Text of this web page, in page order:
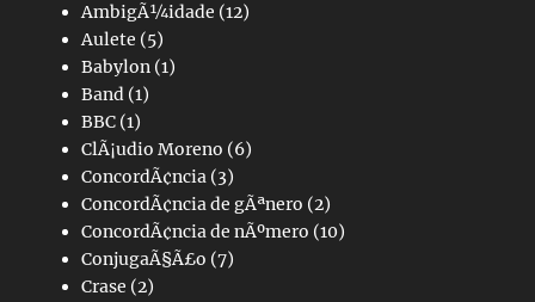
AmbigÃ¼idade (12)
Aulete (5)
Babylon (1)
Band (1)
BBC (1)
ClÃ¡udio Moreno (6)
ConcordÃ¢ncia (3)
ConcordÃ¢ncia de gÃªnero (2)
ConcordÃ¢ncia de nÃºmero (10)
ConjugaÃ§Ã£o (7)
Crase (2)